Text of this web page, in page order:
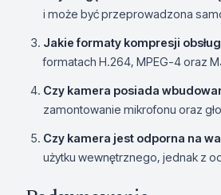
i może być przeprowadzona
Jakie formaty kompresji
formatach H.264, MPEG-4 oraz
Czy kamera posiada
zamontowanie mikrofonu oraz
Czy kamera jest odporna na
użytku wewnętrznego, jednak z